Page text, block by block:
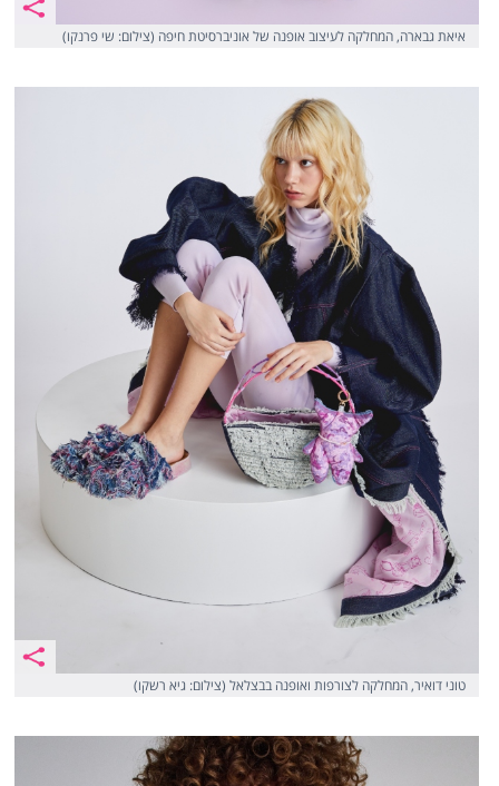
איאת גבארה, המחלקה לעיצוב אופנה של אוניברסיטת חיפה (צילום: שי פרנקו)
טוני דואיר, המחלקה לצורפות ואופנה בבצלאל (צילום: גיא רשקו)